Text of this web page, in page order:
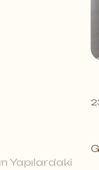
Yapılardaki